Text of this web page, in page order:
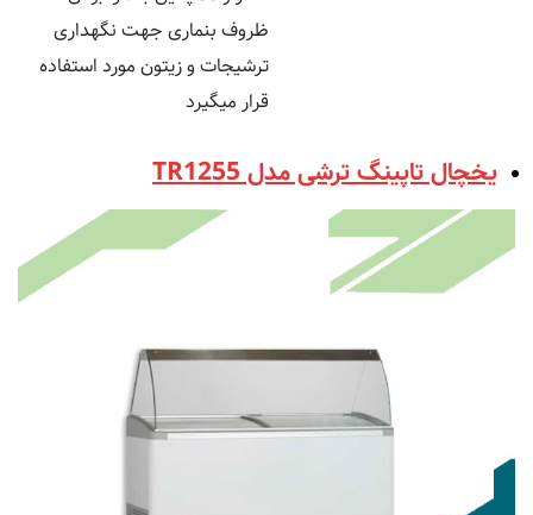
ظروف بنماری جهت نگهداری
ترشیجات و زیتون مورد استفاده
قرار میگیرد
یخچال تاپینگ ترشی مدل TR1255